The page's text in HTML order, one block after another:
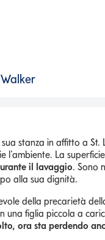
stanza in affitto a
l’ambiente. La
il lavaggio. Sono
alla sua dignità.
della precarietà
una figlia piccola a
ora sta perdendo